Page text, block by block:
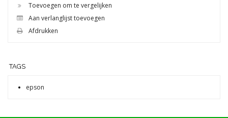
Toevoegen om te vergelijken
Aan verlanglijst toevoegen
Afdrukken
TAGS
epson